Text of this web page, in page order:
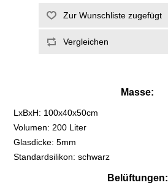
Masse:
LxBxH: 100x40x50cm
Volumen: 200 Liter
Glasdicke: 5mm
Standardsilikon: schwarz
Belüftungen: